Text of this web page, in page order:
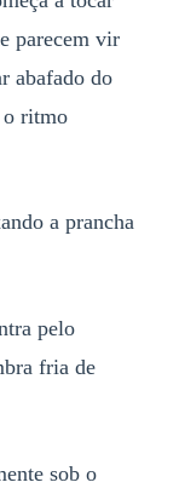
parecem vir
abafado do
o ritmo
a prancha
pelo
fria de
sob o